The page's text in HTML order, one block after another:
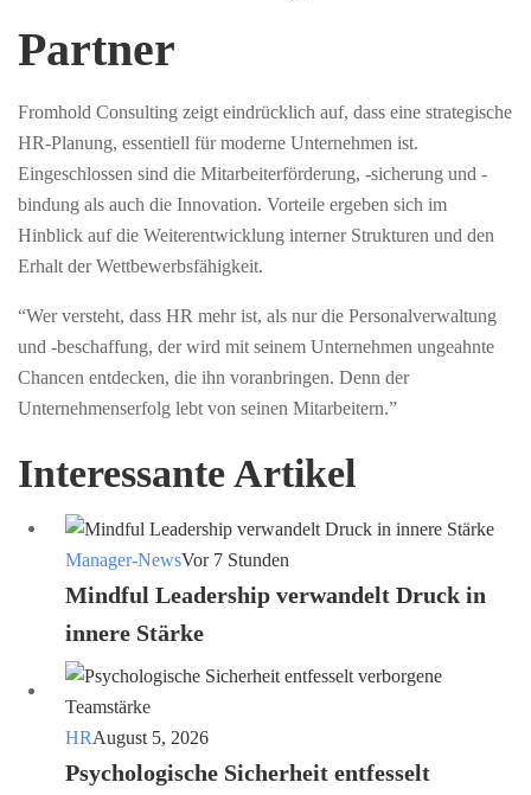
Partner
Fromhold Consulting zeigt eindrücklich auf, dass eine strategische
HR-Planung, essentiell für moderne Unternehmen ist.
Eingeschlossen sind die Mitarbeiterförderung, -sicherung und -
bindung als auch die Innovation. Vorteile ergeben sich im
Hinblick auf die Weiterentwicklung interner Strukturen und den
Erhalt der Wettbewerbsfähigkeit.
“Wer versteht, dass HR mehr ist, als nur die Personalverwaltung
und -beschaffung, der wird mit seinem Unternehmen ungeahnte
Chancen entdecken, die ihn voranbringen. Denn der
Unternehmenserfolg lebt von seinen Mitarbeitern.”
Interessante Artikel
Manager-NewsVor 7 Stunden
Mindful Leadership verwandelt Druck in
innere Stärke
HRAugust 5, 2026
Psychologische Sicherheit entfesselt